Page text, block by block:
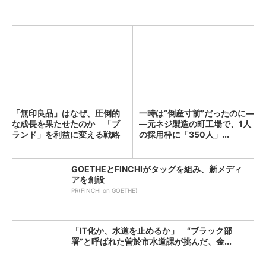
「無印良品」はなぜ、圧倒的
な成長を果たせたのか 「ブ
ランド」を利益に変える戦略
一時は“倒産寸前”だったのに―
―元ネジ製造の町工場で、1人
の採用枠に「350人」...
GOETHEとFINCHIがタッグを組み、新メディ
アを創設
PR(FINCHI on GOETHE)
「IT化か、水道を止めるか」 “ブラック部
署”と呼ばれた曽於市水道課が挑んだ、金...